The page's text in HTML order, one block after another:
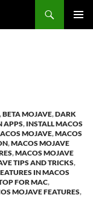
,BETA MOJAVE,DARK
APPS, INSTALL MACOS
MOJAVE,MACOS
,MACOS MOJAVE
,MACOS MOJAVE
TIPS AND TRICKS,
IN MACOS
FOR MAC,
MOJAVE FEATURES,